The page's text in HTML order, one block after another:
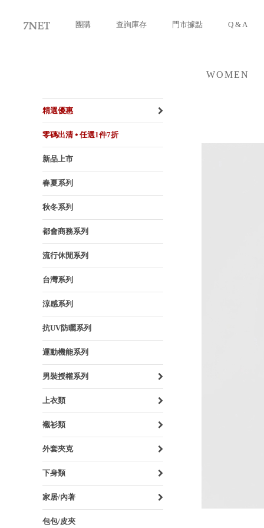
團購 查詢庫存 門市據點 Q & A
WOMEN
精選優惠
零碼出清 ⦁ 任選1件7折
新品上市
春夏系列
秋冬系列
都會商務系列
流行休閒系列
台灣系列
涼感系列
抗UV防曬系列
運動機能系列
男裝授權系列
上衣類
襯衫類
外套夾克
下身類
家居/內著
包包/皮夾